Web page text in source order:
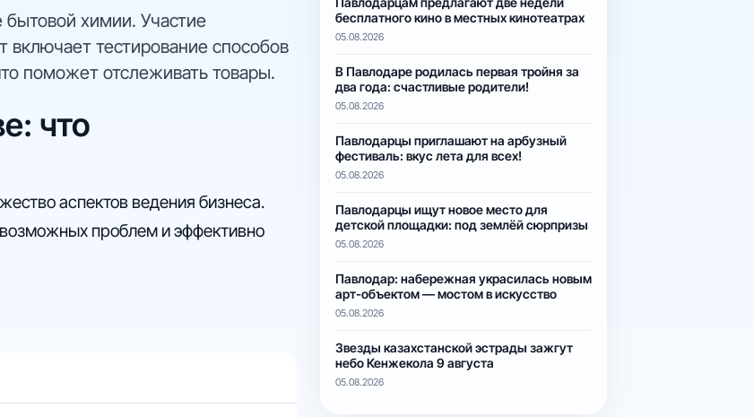
бытовой химии. Участие
включает тестирование способов
поможет отслеживать товары.
что
аспектов ведения бизнеса.
проблем и эффективно
бесплатного кино в местных кинотеатрах
05.08.2026
В Павлодаре родилась первая тройня за
два года: счастливые родители!
05.08.2026
Павлодарцы приглашают на арбузный
фестиваль: вкус лета для всех!
05.08.2026
Павлодарцы ищут новое место для
детской площадки: под землёй сюрпризы
05.08.2026
Павлодар: набережная украсилась новым
арт-объектом — мостом в искусство
05.08.2026
Звезды казахстанской эстрады зажгут
небо Кенжекола 9 августа
05.08.2026